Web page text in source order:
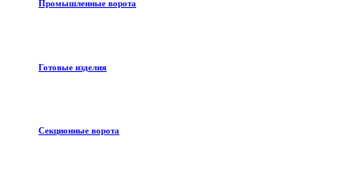
Промышленные ворота
Готовые изделия
Секционные ворота